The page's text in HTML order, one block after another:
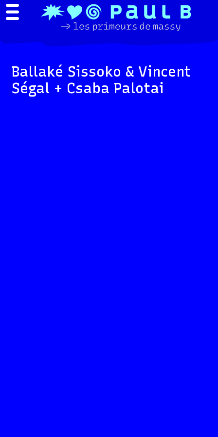
Ballaké Sissoko & Vincent
Ségal + Csaba Palotai